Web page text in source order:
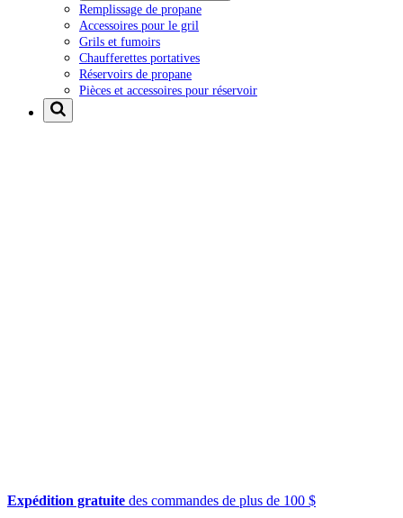
Remplissage de propane
Accessoires pour le gril
Grils et fumoirs
Chaufferettes portatives
Réservoirs de propane
Pièces et accessoires pour réservoir
Expédition gratuite des commandes de plus de 100 $